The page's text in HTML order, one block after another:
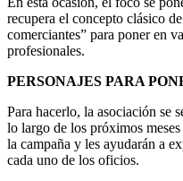
recupera el concepto clásico
comerciantes” para poner en
profesionales.
PERSONAJES PARA
Para hacerlo, la asociación se
lo largo de los próximos
la campaña y les ayudarán a
cada uno de los oficios.